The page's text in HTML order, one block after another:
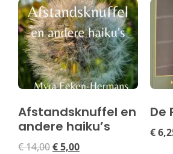
Afstandsknuffel en
andere haiku’s
€14,00€5,00
De
€